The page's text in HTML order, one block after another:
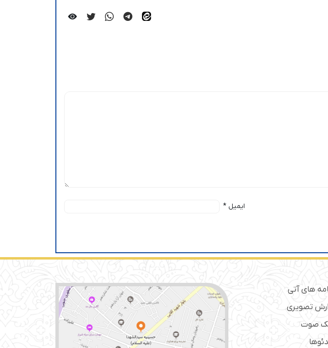
ایمیل *
های آتی
تصویری
صوت